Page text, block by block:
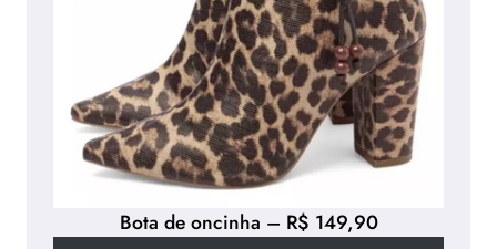
Bota de oncinha – R$ 149,90